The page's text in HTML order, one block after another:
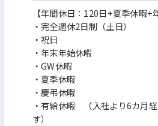
【年間休日：120日+夏季休暇+
・完全週休2日制（土日）
・祝日
・年末年始休暇
・GW休暇
・夏季休暇
・慶弔休暇
・有給休暇 （入社より6カ月
す）